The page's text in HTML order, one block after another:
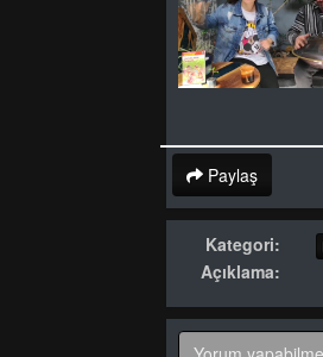
Paylaş
Kategori:
Açıklama: